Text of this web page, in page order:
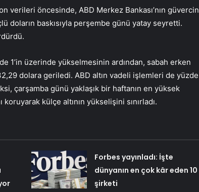
verileri öncesinde, ABD Merkez Bankası’nın güvercin
doların baskısıyla perşembe günü yatay seyretti.
1’in üzerinde yükselmesinin ardından, sabah erken
dolara geriledi. ABD altın vadeli işlemleri de yüzde
çarşamba günü yaklaşık bir haftanın en yüksek
külçe altının yükselişini sınırladı.
Forbes yayınladı: İşte
dünyanın en çok kâr eden 10
şirketi